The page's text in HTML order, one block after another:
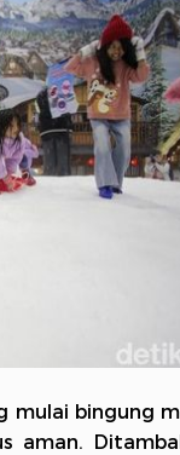
mulai bingung
aman.